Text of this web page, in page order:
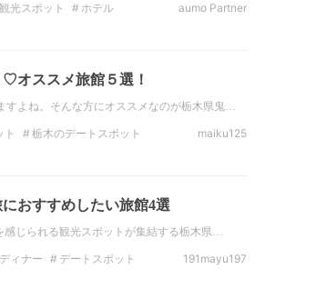
光スポット
ホテル
aumo Partner
オススメ旅館５選！
すよね。そんな方にオススメなのが栃木県鬼…
ト
栃木のデートスポット
maiku125
おすすめしたい旅館4選
感じられる観光スポットが集結する栃木県…
ィナー
デートスポット
191mayu197